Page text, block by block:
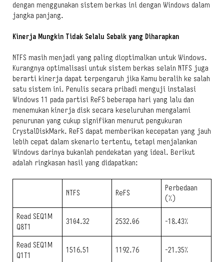
dengan menggunakan sistem berkas ini dengan Windows dalam
jangka panjang.
Kinerja Mungkin Tidak Selalu Sebaik yang Diharapkan
NTFS masih menjadi yang paling dioptimalkan untuk Windows.
Kurangnya optimalisasi untuk sistem berkas selain NTFS juga
berarti kinerja dapat terpengaruh jika Kamu beralih ke salah
satu sistem ini. Penulis secara pribadi menguji instalasi
Windows 11 pada partisi ReFS beberapa hari yang lalu dan
menemukan kinerja disk secara keseluruhan mengalami
penurunan yang cukup signifikan menurut pengukuran
CrystalDiskMark. ReFS dapat memberikan kecepatan yang jauh
lebih cepat dalam skenario tertentu, tetapi menjalankan
Windows darinya bukanlah pendekatan yang ideal. Berikut
adalah ringkasan hasil yang didapatkan:
NTFS ReFS
Perbedaan
(%)
Read SEQ1M
Q8T1
3104.32 2532.06 -18.43%
Read SEQ1M
Q1T1
1516.51 1192.76 -21.35%